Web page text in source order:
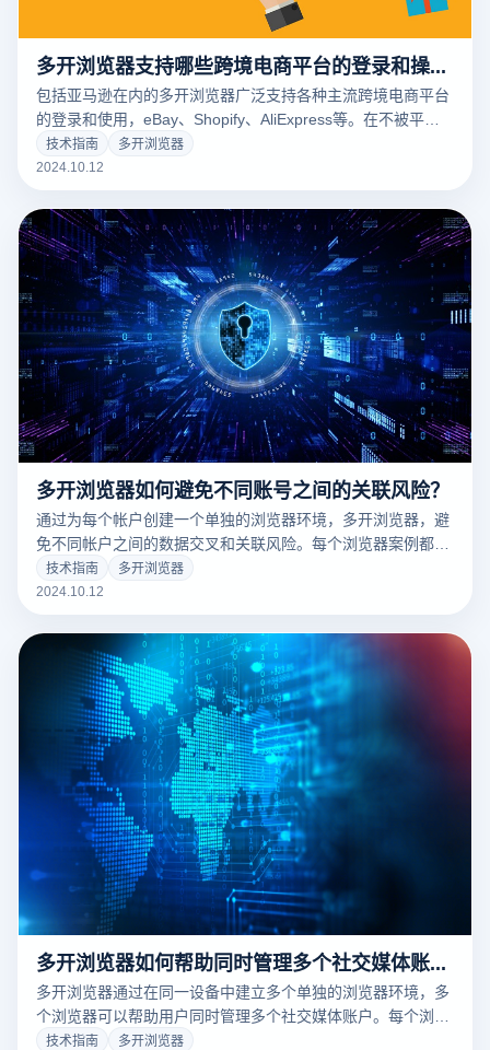
多开浏览器支持哪些跨境电商平台的登录和操作？
包括亚马逊在内的多开浏览器广泛支持各种主流跨境电商平台
的登录和使用，eBay、Shopify、AliExpress等。在不被平台
检测到关联风险的情况下，为每个平台提供独立的浏览器环
境，确保用户可以同时管理多个商店或帐户。多开浏览器可以
处理，非常适合跨境电商从业者进行多账号矩阵运营。
技术指南
多开浏览器
2024.10.12
多开浏览器如何避免不同账号之间的关联风险？
通过为每个帐户创建一个单独的浏览器环境，多开浏览器，避
免不同帐户之间的数据交叉和关联风险。每个浏览器案例都有
自己的cookie、缓存、IP地址和指纹信息确保每个帐户的操作
不相互干扰。这种隔离机制使得平台无法通过技术手段跟踪用
操作的风险，特别是在跨境电子商务和娱乐媒体矩阵操作中。
技术指南
多开浏览器
2024.10.12
多开浏览器如何帮助同时管理多个社交媒体账号？
多开浏览器通过在同一设备中建立多个单独的浏览器环境，多
个浏览器可以帮助用户同时管理多个社交媒体账户。每个浏览
器案例都有独立的Cookie、缓存和IP设置使用户可以在不造成
技术指南 多开浏览器